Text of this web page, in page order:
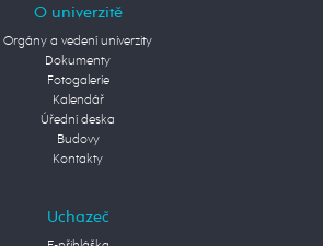
O univerzitě
Orgány a vedení univerzity
Dokumenty
Fotogalerie
Kalendář
Úřední deska
Budovy
Kontakty
Uchazeč